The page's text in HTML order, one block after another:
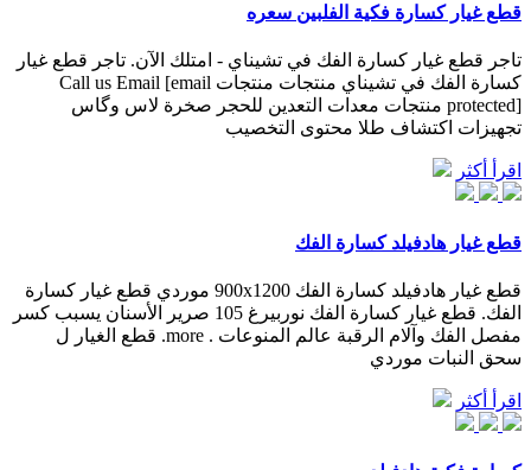
قطع غيار كسارة فكية الفلبين سعره
تاجر قطع غيار كسارة الفك في تشيناي - امتلك الآن. تاجر قطع غيار
كسارة الفك في تشيناي منتجات منتجات Call us Email [email
protected] منتجات معدات التعدين للحجر صخرة لاس وگاس
تجهیزات اکتشاف طلا محتوى التخصيب
اقرأ أكثر
قطع غيار هادفيلد كسارة الفك
قطع غيار هادفيلد كسارة الفك 900x1200 موردي قطع غيار كسارة
الفك. قطع غيار كسارة الفك نوربيرغ 105 صرير الأسنان يسبب كسر
مفصل الفك وآلام الرقبة عالم المنوعات . more. قطع الغيار ل
سحق النبات موردي
اقرأ أكثر